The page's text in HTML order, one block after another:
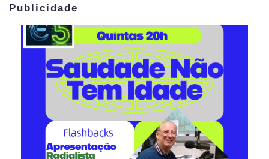
Publicidade